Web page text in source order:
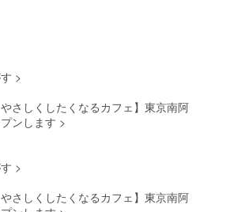
いただ
ただい
で出
です）
す。 ＿
＿＿＿
＿＿
例） ○
>
やさしくしたくなるカフェ】東京南阿
ンします >
>
やさしくしたくなるカフェ】東京南阿